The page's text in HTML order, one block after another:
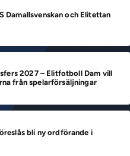
Damallsvenskan och Elitettan
2027 – Elitfotboll Dam vill
från spelarförsäljningar
bli ny ordförande i